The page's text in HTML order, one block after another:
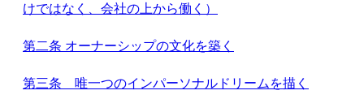
けではなく、会社の上から働く）
第二条 オーナーシップの文化を築く
第三条 唯一つのインパーソナルドリームを描く